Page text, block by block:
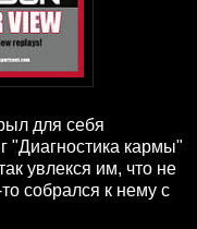
для себя
"Диагностика кармы"
увлекся им, что не
собрался к нему с